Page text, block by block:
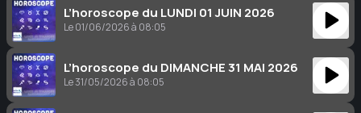
L’horoscope du LUNDI 01 JUIN 2026
Le 01/06/2026 à 08:05
L’horoscope du DIMANCHE 31 MAI 2026
Le 31/05/2026 à 08:05